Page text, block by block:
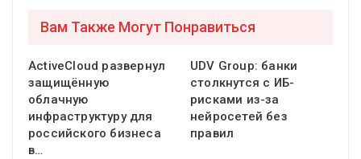
Вам Также Могут Понравиться
ActiveCloud развернул
защищённую
облачную
инфраструктуру для
российского бизнеса
в…
UDV Group: банки
столкнутся с ИБ-
рисками из-за
нейросетей без
правил